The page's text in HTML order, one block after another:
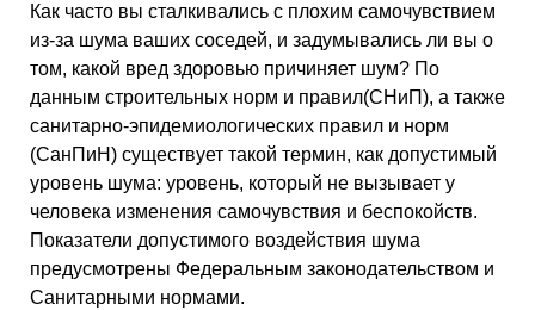
Как часто вы сталкивались с плохим самочувствием
из-за шума ваших соседей, и задумывались ли вы о
том, какой вред здоровью причиняет шум? По
данным строительных норм и правил(СНиП), а также
санитарно-эпидемиологических правил и норм
(СанПиН) существует такой термин, как допустимый
уровень шума: уровень, который не вызывает у
человека изменения самочувствия и беспокойств.
Показатели допустимого воздействия шума
предусмотрены Федеральным законодательством и
Санитарными нормами.